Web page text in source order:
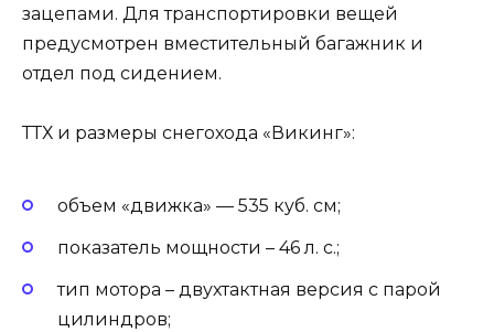
зацепами. Для транспортировки вещей
предусмотрен вместительный багажник и
отдел под сидением.
ТТХ и размеры снегохода «Викинг»:
объем «движка» — 535 куб. см;
показатель мощности – 46 л. с.;
тип мотора – двухтактная версия с парой
цилиндров;